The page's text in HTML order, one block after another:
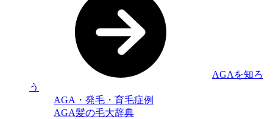
AGAを知ろ
う
AGA・発毛・育毛症例
AGA髪の毛大辞典